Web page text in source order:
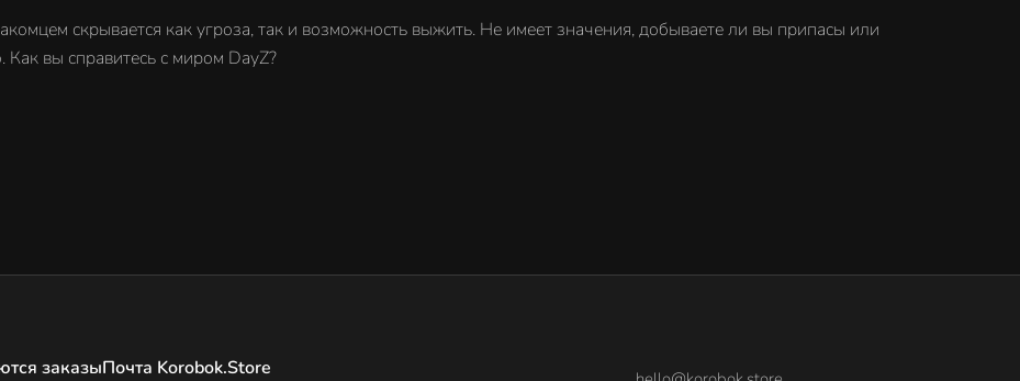
скрывается как угроза, так и возможность выжить. Не имеет значения, добываете ли вы припасы или
вы справитесь с миром DayZ?
заказыПочта Korobok.Store